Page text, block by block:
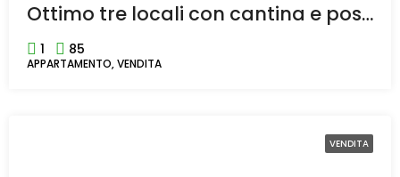
Ottimo tre locali con cantina e posto auto a Mazzo di rho
1 85
APPARTAMENTO, VENDITA
VENDITA